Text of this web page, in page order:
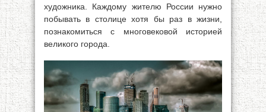
художника. Каждому жителю России нужно
побывать в столице хотя бы раз в жизни,
познакомиться с многовековой историей
великого города.